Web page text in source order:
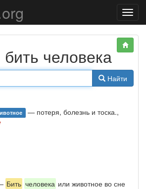
бить человека
Найти
— потеря, болезнь и тоска.,
Бить человека или животное во сне